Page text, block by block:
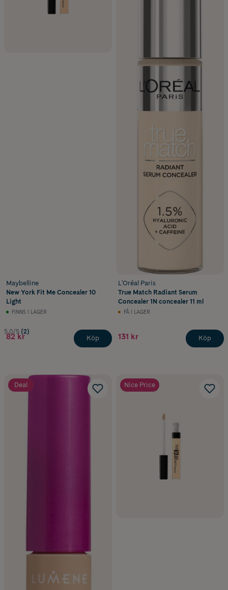
Maybelline
New York Fit Me Concealer 10
Light
FINNS I LAGER
5.0/5 (2)
82 kr Köp
L'Oréal Paris
True Match Radiant Serum
Concealer 1N concealer 11 ml
FÅ I LAGER
131 kr Köp
Deal Nice Price